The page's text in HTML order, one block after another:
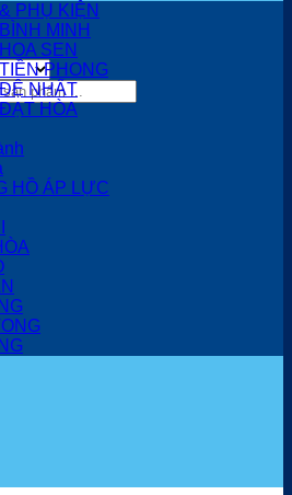
PHỤ KIỆN
MINH
SEN
PHONG
NHẤT
HÒA
HỒ ÁP LỰC